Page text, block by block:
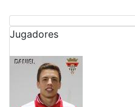
Jugadores